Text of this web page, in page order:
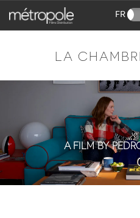
FR
LA
A FILM BY